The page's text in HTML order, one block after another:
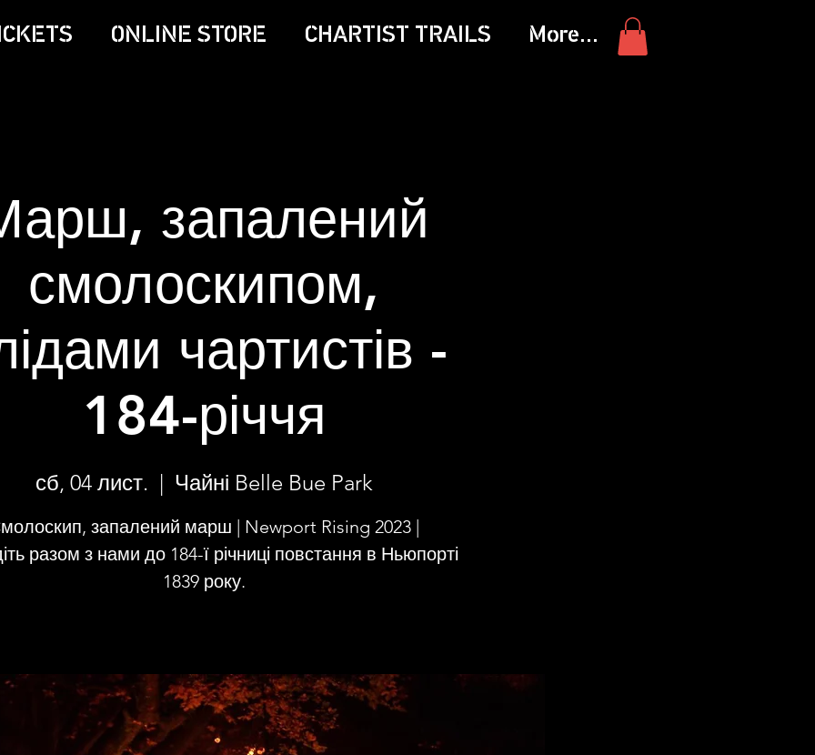
ONLINE STORE CHARTIST TRAILS More...
запалений
смолоскипом,
чартистів -
184-річчя
сб, 04 лист.
  |
Чайні Belle Bue Park
запалений марш | Newport Rising 2023 |
разом з нами до 184-ї річниці повстання в Ньюпорті
1839 року.